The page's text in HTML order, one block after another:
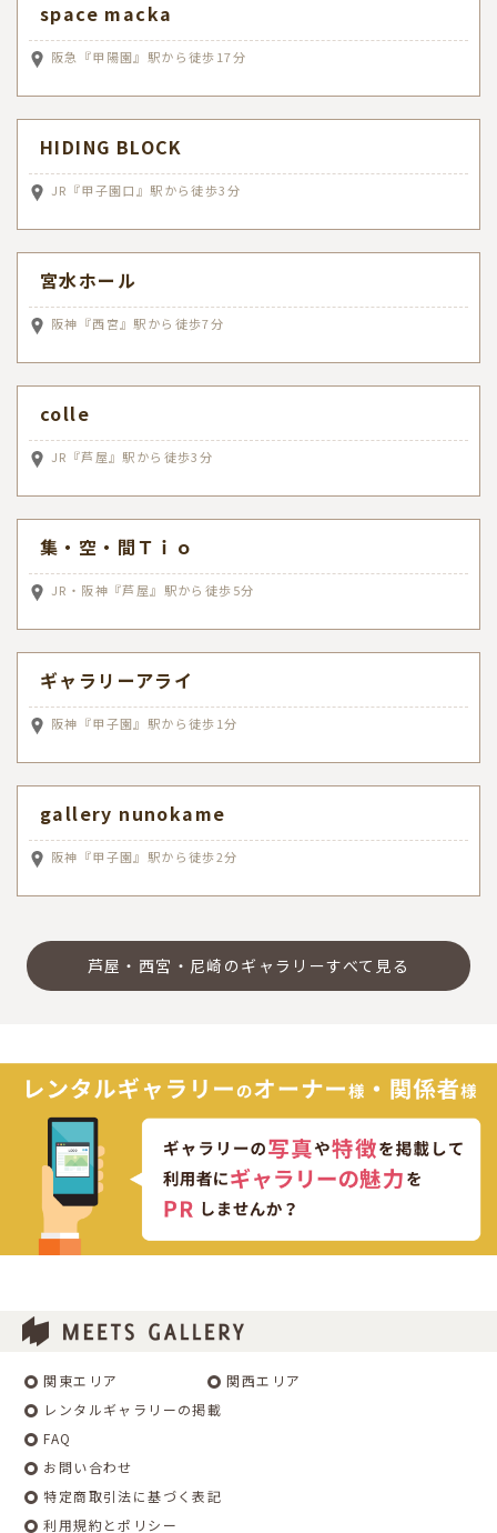
space macka
阪急『甲陽園』駅から徒歩17分
HIDING BLOCK
JR『甲子園口』駅から徒歩3分
宮水ホール
阪神『西宮』駅から徒歩7分
colle
JR『芦屋』駅から徒歩3分
集・空・間Ｔｉｏ
JR・阪神『芦屋』駅から徒歩5分
ギャラリーアライ
阪神『甲子園』駅から徒歩1分
gallery nunokame
阪神『甲子園』駅から徒歩2分
芦屋・西宮・尼崎のギャラリーすべて見る
関東エリア
関西エリア
レンタルギャラリーの掲載
FAQ
お問い合わせ
特定商取引法に基づく表記
利用規約とポリシー